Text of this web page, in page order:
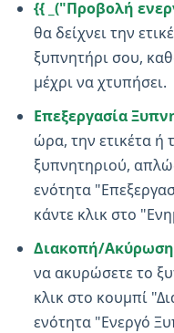
{{ _("Προβολή
θα δείχνει την
ξυπνητήρι σου,
μέχρι να χτυπήσει.
Επεξεργασία
ώρα, την ετικέτα ή
ξυπνητηριού,
ενότητα
κάντε κλικ στο
Διακοπή/
να ακυρώσετε το
κλικ στο κουμπί
ενότητα "Ενεργό